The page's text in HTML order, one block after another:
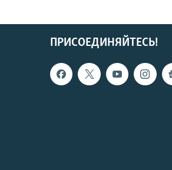
ПРИСОЕДИНЯЙТЕСЬ!